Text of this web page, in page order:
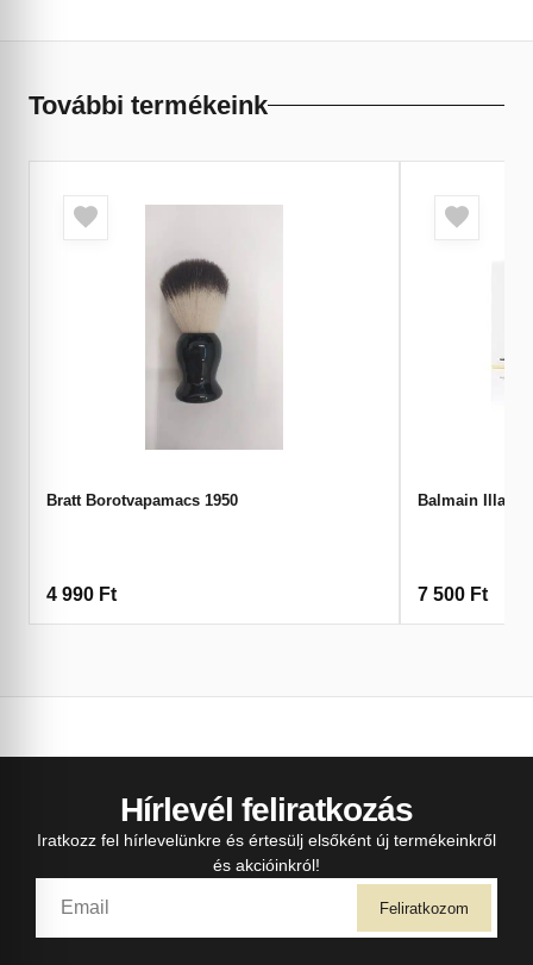
További termékeink
Bratt Borotvapamacs 1950
4 990 Ft
Balmain
7 500 Ft
Hírlevél feliratkozás
Iratkozz fel hírlevelünkre és értesülj elsőként új termékeinkről
és akcióinkról!
Feliratkozom